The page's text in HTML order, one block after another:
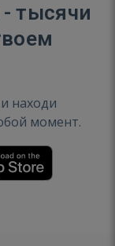
тысячи
находи
момент.